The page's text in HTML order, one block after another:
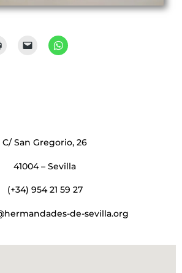
C/ San Gregorio, 26
41004 – Sevilla
(+34) 954 21 59 27
de-sevilla.org